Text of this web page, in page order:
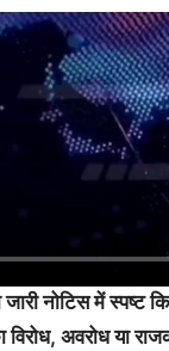
नोटिस में स्पष्ट
अवरोध या